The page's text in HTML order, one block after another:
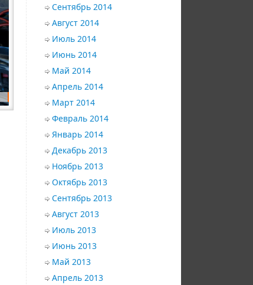
Сентябрь 2014
Август 2014
Июль 2014
Июнь 2014
Май 2014
Апрель 2014
Март 2014
Февраль 2014
Январь 2014
Декабрь 2013
Ноябрь 2013
Октябрь 2013
Сентябрь 2013
Август 2013
Июль 2013
Июнь 2013
Май 2013
Апрель 2013